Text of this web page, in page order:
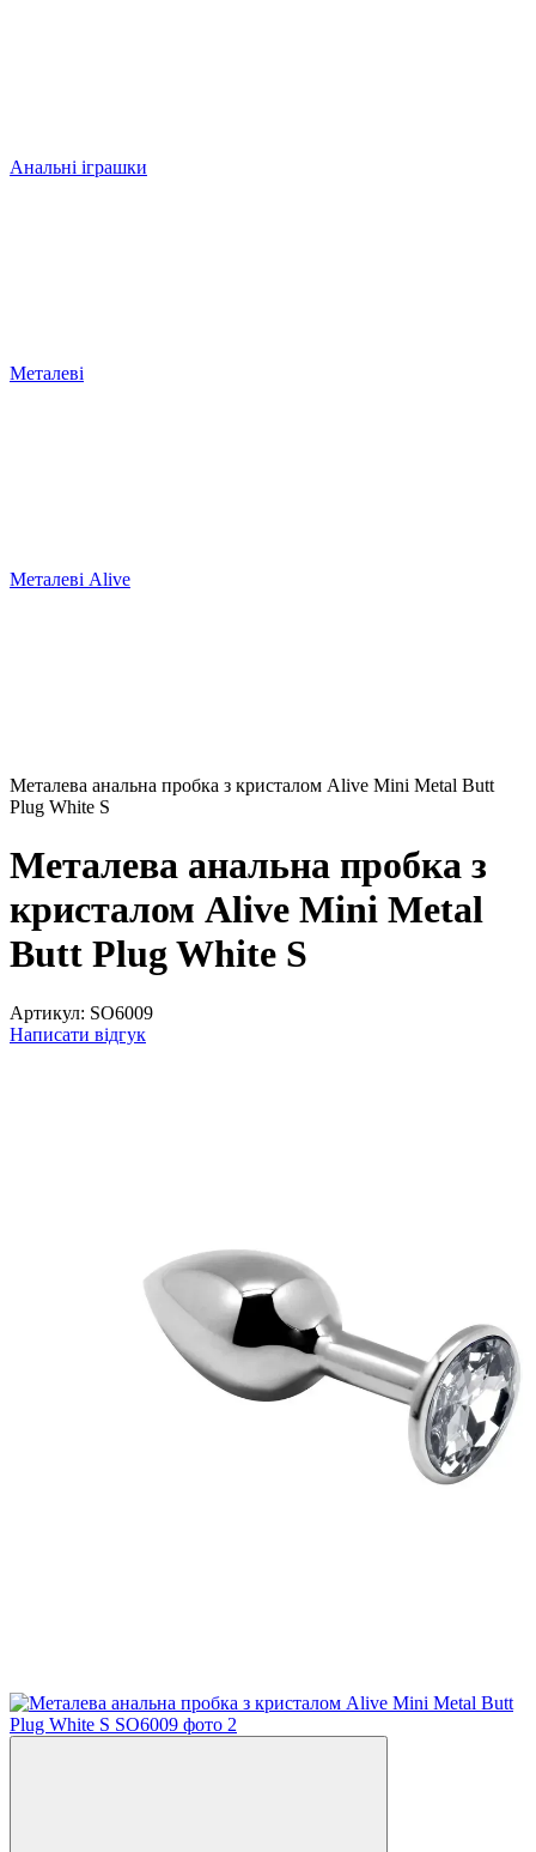
Анальні іграшки
Металеві
Металеві Alive
Металева анальна пробка з кристалом Alive Mini Metal Butt
Plug White S
Металева анальна пробка з
кристалом Alive Mini Metal
Butt Plug White S
Артикул: SO6009
Написати відгук